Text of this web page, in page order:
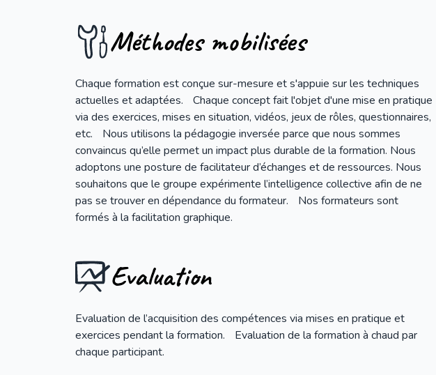
Méthodes mobilisées
Chaque formation est conçue sur-mesure et s'appuie sur les techniques
actuelles et adaptées. Chaque concept fait l'objet d'une mise en pratique
via des exercices, mises en situation, vidéos, jeux de rôles, questionnaires,
etc. Nous utilisons la pédagogie inversée parce que nous sommes
convaincus qu’elle permet un impact plus durable de la formation. Nous
adoptons une posture de facilitateur d’échanges et de ressources. Nous
souhaitons que le groupe expérimente l’intelligence collective afin de ne
pas se trouver en dépendance du formateur. Nos formateurs sont
formés à la facilitation graphique.
Evaluation
Evaluation de l’acquisition des compétences via mises en pratique et
exercices pendant la formation. Evaluation de la formation à chaud par
chaque participant.